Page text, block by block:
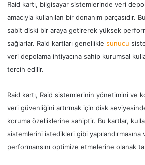
Raid kartı, bilgisayar sistemlerinde veri
amacıyla kullanılan bir donanım parçasıdır.
sabit diski bir araya getirerek yüksek
sağlarlar. Raid kartları genellikle sunucu
veri depolama ihtiyacına sahip kurumsal
tercih edilir.
Raid kartı, Raid sistemlerinin yönetimini ve
veri güvenliğini artırmak için disk
koruma özelliklerine sahiptir. Bu kartlar,
sistemlerini istedikleri gibi
performansını optimize etmelerine olanak